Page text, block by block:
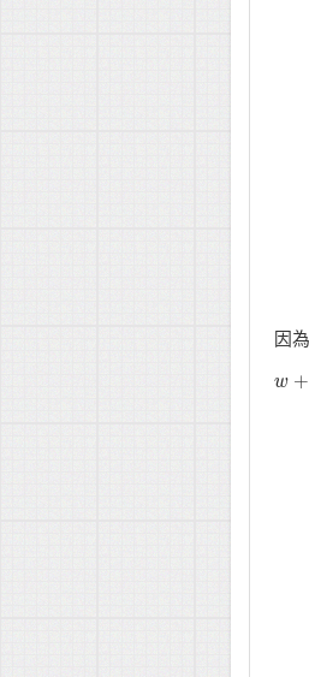
因
w +
w+y